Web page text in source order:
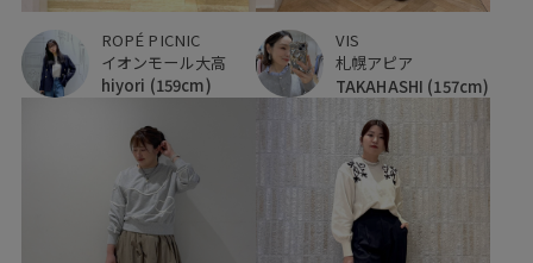
ROPÉ PICNIC
イオンモール大高
hiyori (159cm)
VIS
札幌アピア
TAKAHASHI (157cm)